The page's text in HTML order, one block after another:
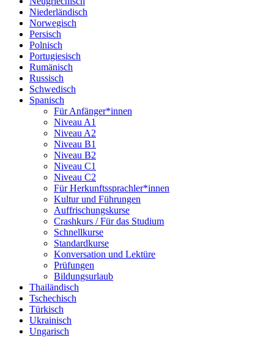
Niederländisch
Norwegisch
Persisch
Polnisch
Portugiesisch
Rumänisch
Russisch
Schwedisch
Spanisch
Für Anfänger*innen
Niveau A1
Niveau A2
Niveau B1
Niveau B2
Niveau C1
Niveau C2
Für Herkunftssprachler*innen
Kultur und Führungen
Auffrischungskurse
Crashkurs / Für das Studium
Schnellkurse
Standardkurse
Konversation und Lektüre
Prüfungen
Bildungsurlaub
Thailändisch
Tschechisch
Türkisch
Ukrainisch
Ungarisch